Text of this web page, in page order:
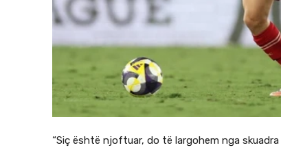
“Siç është njoftuar, do të largohem nga